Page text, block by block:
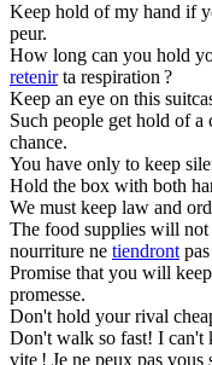
Keep hold of my hand if
peur.
How long can you hold
retenirta respiration ?
Keep an eye on this
Such people gethold of a
chance.
You have only to keep
Hold the box with both
We mustkeep law and
The food supplies will not
nourriture ne tiendrontpas
Promise that you will keep
promesse.
Don'thold your rival
Don't walk so fast! I can't
vite ! Je ne peux pas vous